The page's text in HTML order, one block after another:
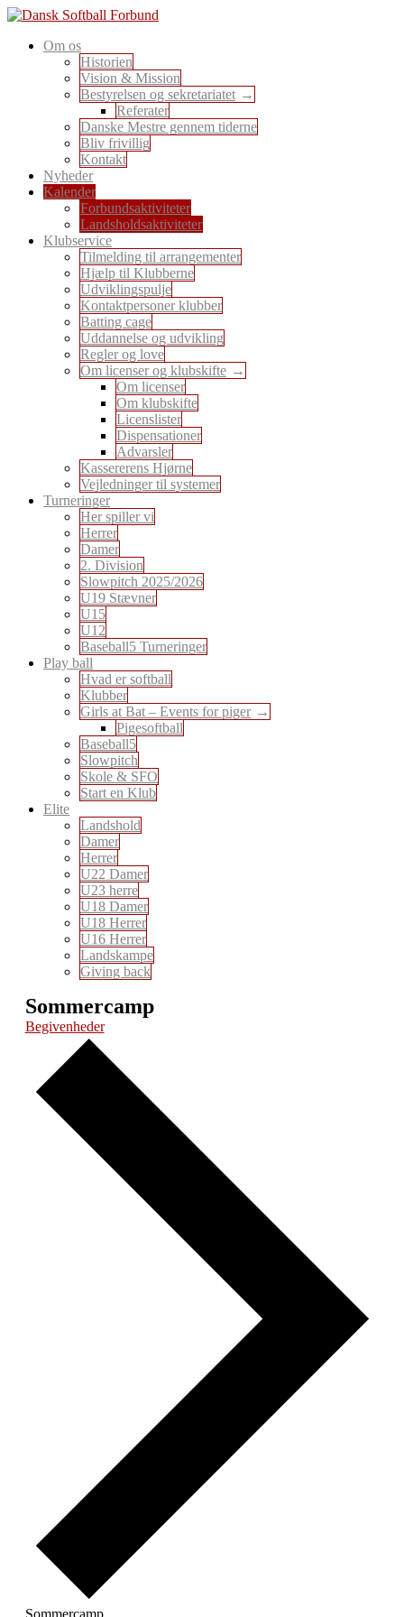
Skip
content
Dansk Softball Forbund
En sport for alle
Om os
Historien
Vision & Mission
Bestyrelsen og sekretariatet
Referater
Danske Mestre gennem tiderne
Bliv frivillig
Kontakt
Nyheder
Kalender
Forbundsaktiviteter
Landsholdsaktiviteter
Klubservice
Tilmelding til arrangementer
Hjælp til Klubberne
Udviklingspulje
Kontaktpersoner klubber
Batting cage
Uddannelse og udvikling
Regler og love
Om licenser og klubskifte
Om licenser
Om klubskifte
Licenslister
Dispensationer
Advarsler
Kassererens Hjørne
Vejledninger til systemer
Turneringer
Her spiller vi
Herrer
Damer
2. Division
Slowpitch 2025/2026
U19 Stævner
U15
U12
Baseball5 Turneringer
Play ball
Hvad er softball
Klubber
Girls at Bat – Events for piger
Pigesoftball
Baseball5
Slowpitch
Skole & SFO
Start en Klub
Elite
Landshold
Damer
Herrer
U22 Damer
U23 herre
U18 Damer
U18 Herrer
U16 Herrer
Landskampe
Giving back
Sommercamp
Begivenheder
Sommercamp